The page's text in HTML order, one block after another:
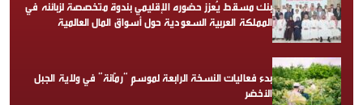
بنك مسقط يُعزز حضوره الإقليمي بندوة متخصصة لزبائنه في
المملكة العربية السعودية حول أسواق المال العالمية
بدء فعاليات النسخة الرابعة لموسم “رمّانة” في ولاية الجبل
الأخضر